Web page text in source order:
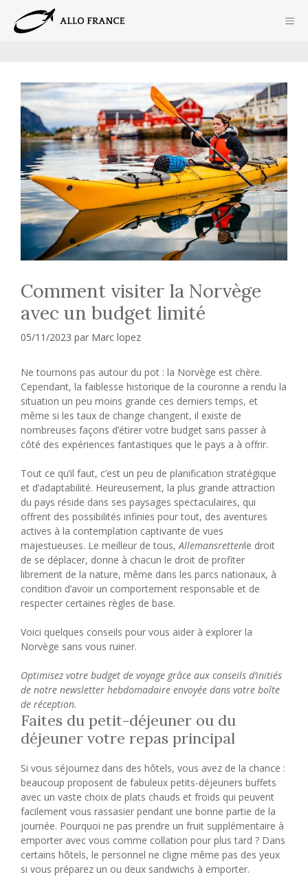
contenu
Comment visiter la Norvège
avec un budget limité
05/11/2023 par Marc lopez
Ne tournons pas autour du pot : la Norvège est chère.
Cependant, la faiblesse historique de la couronne a rendu la
situation un peu moins grande ces derniers temps, et
même si les taux de change changent, il existe de
nombreuses façons d’étirer votre budget sans passer à
côté des expériences fantastiques que le pays a à offrir.
Tout ce qu’il faut, c’est un peu de planification stratégique
et d’adaptabilité. Heureusement, la plus grande attraction
du pays réside dans ses paysages spectaculaires, qui
offrent des possibilités infinies pour tout, des aventures
actives à la contemplation captivante de vues
majestueuses. Le meilleur de tous, Allemansrettenle droit
de se déplacer, donne à chacun le droit de profiter
librement de la nature, même dans les parcs nationaux, à
condition d’avoir un comportement responsable et de
respecter certaines règles de base.
Voici quelques conseils pour vous aider à explorer la
Norvège sans vous ruiner.
Optimisez votre budget de voyage grâce aux conseils d’initiés
de notre newsletter hebdomadaire envoyée dans votre boîte
de réception.
Faites du petit-déjeuner ou du
déjeuner votre repas principal
Si vous séjournez dans des hôtels, vous avez de la chance :
beaucoup proposent de fabuleux petits-déjeuners buffets
avec un vaste choix de plats chauds et froids qui peuvent
facilement vous rassasier pendant une bonne partie de la
journée. Pourquoi ne pas prendre un fruit supplémentaire à
emporter avec vous comme collation pour plus tard ? Dans
certains hôtels, le personnel ne cligne même pas des yeux
si vous préparez un ou deux sandwichs à emporter.